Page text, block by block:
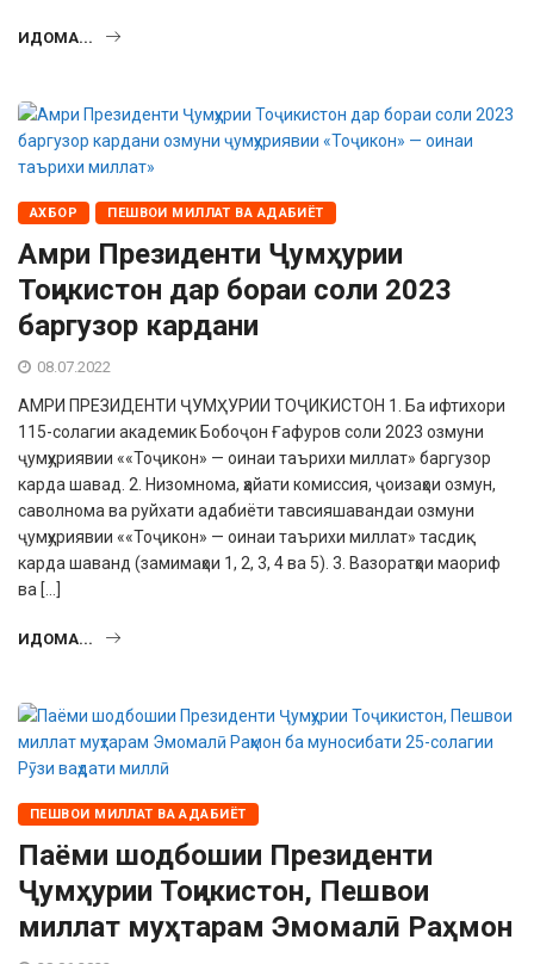
ИДОМА...
АХБОР ПЕШВОИ МИЛЛАТ ВА АДАБИЁТ
Амри Президенти Ҷумҳурии
Тоҷикистон дар бораи соли 2023
баргузор кардани
08.07.2022
АМРИ ПРЕЗИДЕНТИ ҶУМҲУРИИ ТОҶИКИСТОН 1. Ба ифтихори
115-солагии академик Бобоҷон Ғафуров соли 2023 озмуни
ҷумҳуриявии ««Тоҷикон» — оинаи таърихи миллат» баргузор
карда шавад. 2. Низомнома, ҳайати комиссия, ҷоизаҳои озмун,
саволнома ва руйхати адабиёти тавсияшавандаи озмуни
ҷумҳуриявии ««Тоҷикон» — оинаи таърихи миллат» тасдиқ
карда шаванд (замимаҳои 1, 2, 3, 4 ва 5). 3. Вазоратҳои маориф
ва […]
ИДОМА...
ПЕШВОИ МИЛЛАТ ВА АДАБИЁТ
Паёми шодбошии Президенти
Ҷумҳурии Тоҷикистон, Пешвои
миллат муҳтарам Эмомалӣ Раҳмон